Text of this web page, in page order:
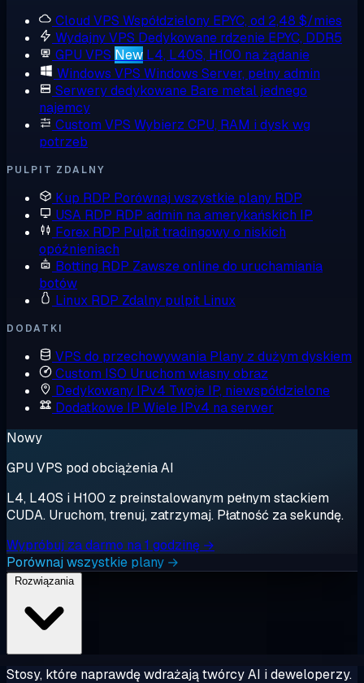
Cloud VPS Współdzielony EPYC, od 2,48 $/mies
Wydajny VPS Dedykowane rdzenie EPYC, DDR5
GPU VPS New L4, L40S, H100 na żądanie
Windows VPS Windows Server, pełny admin
Serwery dedykowane Bare metal jednego
najemcy
Custom VPS Wybierz CPU, RAM i dysk wg
potrzeb
PULPIT ZDALNY
Kup RDP Porównaj wszystkie plany RDP
USA RDP RDP admin na amerykańskich IP
Forex RDP Pulpit tradingowy o niskich
opóźnieniach
Botting RDP Zawsze online do uruchamiania
botów
Linux RDP Zdalny pulpit Linux
DODATKI
VPS do przechowywania Plany z dużym dyskiem
Custom ISO Uruchom własny obraz
Dedykowany IPv4 Twoje IP, niewspółdzielone
Dodatkowe IP Wiele IPv4 na serwer
Nowy
GPU VPS pod obciążenia AI
L4, L40S i H100 z preinstalowanym pełnym stackiem
CUDA. Uruchom, trenuj, zatrzymaj. Płatność za sekundę.
Wypróbuj za darmo na 1 godzinę →
Porównaj wszystkie plany →
Rozwiązania
Stosy, które naprawdę wdrażają twórcy AI i deweloperzy.